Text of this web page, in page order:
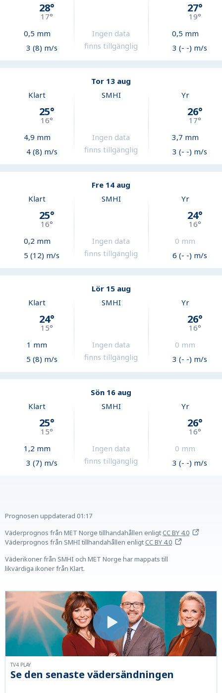
28°
17°
0,5 mm
3 (8) m/s
Ingen data
finns tillgänglig
27°
19°
0,5 mm
3 (- -) m/s
Tor 13 aug
Klart
25°
16°
4,9 mm
4 (8) m/s
SMHI
Ingen data
finns tillgänglig
Yr
26°
17°
3,7 mm
3 (- -) m/s
Fre 14 aug
Klart
25°
16°
0,2 mm
5 (12) m/s
SMHI
Ingen data
finns tillgänglig
Yr
24°
16°
0 mm
6 (- -) m/s
Lör 15 aug
Klart
24°
15°
1 mm
5 (8) m/s
SMHI
Ingen data
finns tillgänglig
Yr
26°
16°
0 mm
3 (- -) m/s
Sön 16 aug
Klart
25°
15°
1,2 mm
3 (7) m/s
SMHI
Ingen data
finns tillgänglig
Yr
26°
16°
0 mm
3 (- -) m/s
Prognosen uppdaterad 01:17
Väderprognos från MET Norge tillhandahållen enligtCC BY 4.0
Väderprognos från SMHI tillhandahållen enligtCC BY 4.0
Väderikoner från SMHI och MET Norge har mappats till
likvärdiga ikoner från Klart.
Se den senaste vädersändningen
TV4 PLAY